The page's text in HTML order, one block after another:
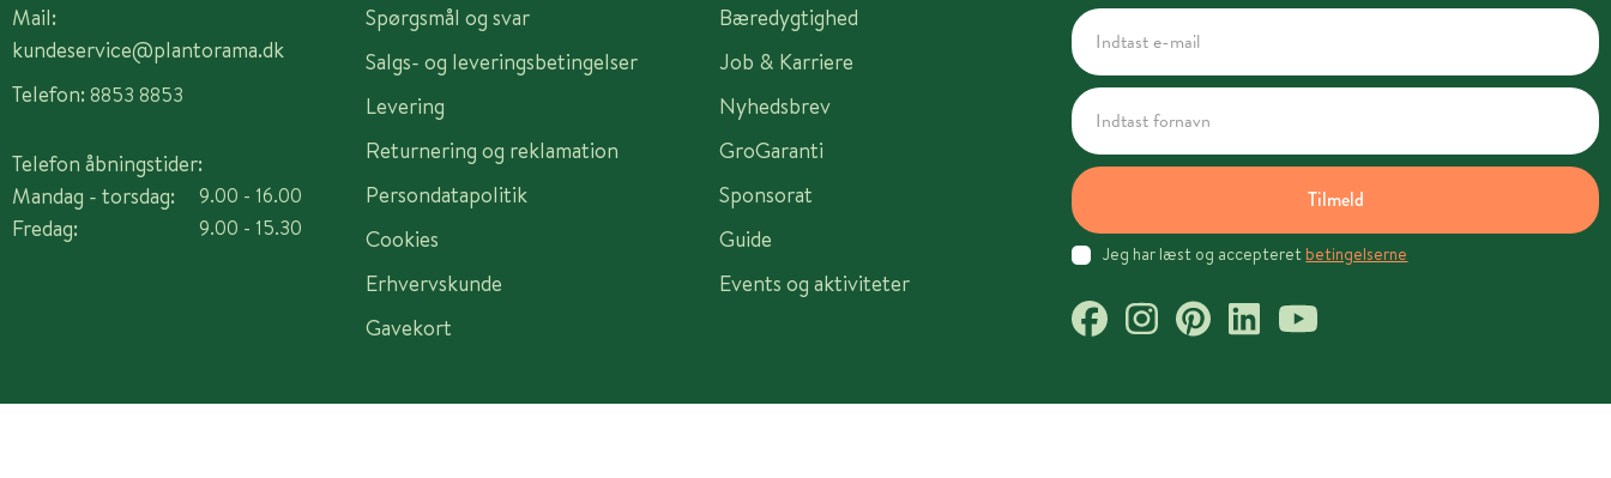
Mail:
kundeservice@plantorama.dk
Telefon: 8853 8853
Telefon åbningstider:
Mandag - torsdag:
Fredag:
9.00 - 16.00
9.00 - 15.30
Spørgsmål og svar
Salgs- og leveringsbetingelser
Levering
Returnering og reklamation
Persondatapolitik
Cookies
Erhvervskunde
Gavekort
Bæredygtighed
Job & Karriere
Nyhedsbrev
GroGaranti
Sponsorat
Guide
Events og aktiviteter
Tilmeld
Jeg har læst og accepteret betingelserne